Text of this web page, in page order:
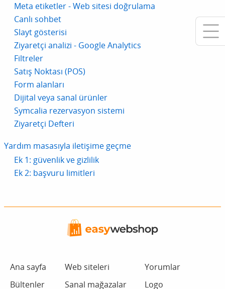
Meta etiketler - Web sitesi doğrulama
Canlı sohbet
Slayt gösterisi
Ziyaretçi analizi - Google Analytics
Filtreler
Satış Noktası (POS)
Form alanları
Dijital veya sanal ürünler
Symcalia rezervasyon sistemi
Ziyaretçi Defteri
Yardım masasıyla iletişime geçme
Ek 1: güvenlik ve gizlilik
Ek 2: başvuru limitleri
Ana sayfa
Bültenler
Web siteleri
Sanal mağazalar
Yorumlar
Logo